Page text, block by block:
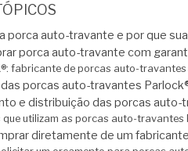
porca auto-travante e por que
porca auto-travante com
fabricante de porcas auto-
porcas auto-travantes
e distribuição das porcas auto-
que utilizam as porcas auto-travantes
diretamente de um